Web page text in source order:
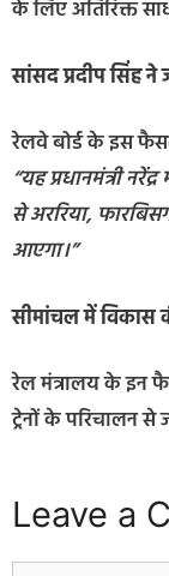
के लिए अतिरिक्त
सांसद प्रदीप सिंह ने
रेलवे बोर्ड के इस
“यह प्रधानमंत्री
से अररिया,
आएगा।”
सीमांचल में विकास
रेल मंत्रालय के इन
ट्रेनों के परिचालन से
Leave a